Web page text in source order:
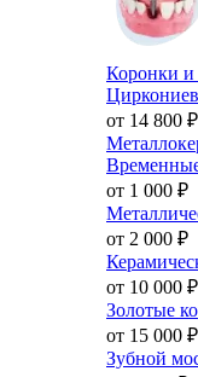
Коронки
от 14 800 ₽
от 1 000 ₽
от 2 000 ₽
от 10 000 ₽
Золотые
от 15 000 ₽
Зубной